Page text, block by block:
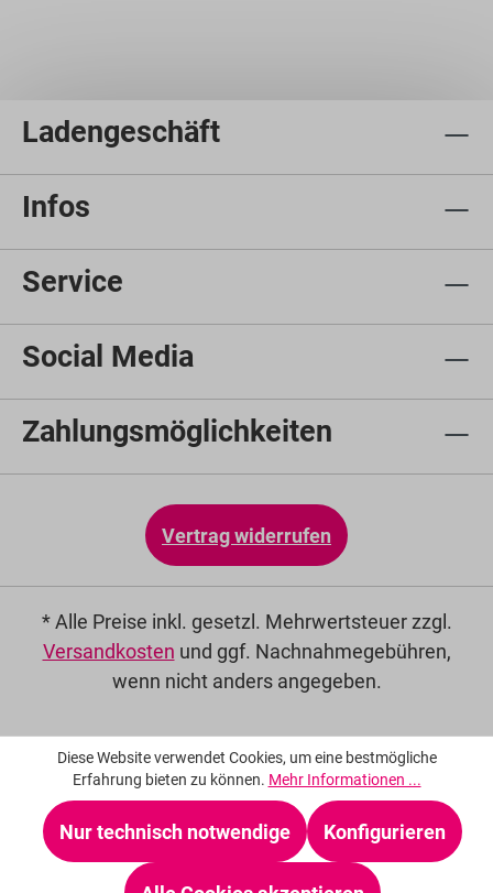
Ladengeschäft
Infos
Service
Social Media
Zahlungsmöglichkeiten
Vertrag widerrufen
* Alle Preise inkl. gesetzl. Mehrwertsteuer zzgl.
Versandkosten und ggf. Nachnahmegebühren,
wenn nicht anders angegeben.
Diese Website verwendet Cookies, um eine bestmögliche
Erfahrung bieten zu können. Mehr Informationen ...
Nur technisch notwendige Konfigurieren